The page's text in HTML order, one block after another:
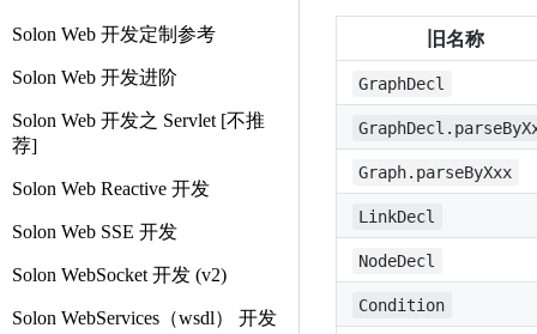
Solon Web 开发定制参考
Solon Web 开发进阶
Solon Web 开发之 Servlet [不推
荐]
Solon Web Reactive 开发
Solon Web SSE 开发
Solon WebSocket 开发 (v2)
Solon WebServices（wsdl） 开发
旧名称
GraphDecl
Graph.parseByXxx
LinkDecl
NodeDecl
Condition